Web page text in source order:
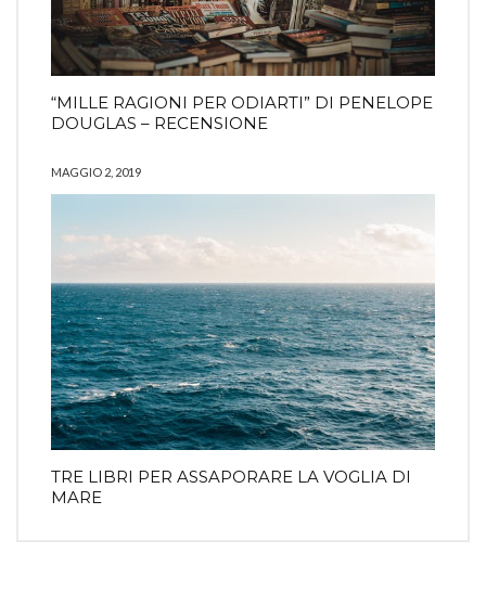
“MILLE RAGIONI PER ODIARTI” DI PENELOPE
DOUGLAS – RECENSIONE
MAGGIO 2, 2019
TRE LIBRI PER ASSAPORARE LA VOGLIA DI
MARE